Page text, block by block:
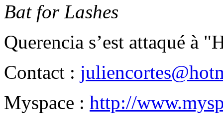
Bat for Lashes
Querencia s’est attaqué à
Contact :
Myspace : http://